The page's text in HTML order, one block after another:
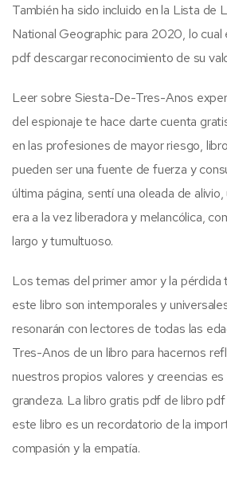
También ha sido incluido en la Lista de
National Geographic para 2020, lo cual
pdf descargar reconocimiento de su
Leer sobre Siesta-De-Tres-Anos
del espionaje te hace darte cuenta
en las profesiones de mayor riesgo,
pueden ser una fuente de fuerza y
última página, sentí una oleada de
era a la vez liberadora y melancólica,
largo y tumultuoso.
Los temas del primer amor y la pérdida
este libro son intemporales y
resonarán con lectores de todas las
Tres-Anos de un libro para hacernos
nuestros propios valores y creencias es
grandeza. La libro gratis pdf de libro
este libro es un recordatorio de la
compasión y la empatía.